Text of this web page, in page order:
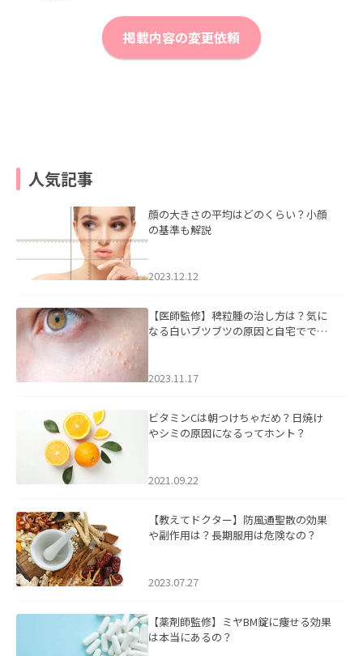
掲載内容の変更依頼
人気記事
顔の大きさの平均はどのくらい？小顔
の基準も解説
2023.12.12
【医師監修】稗粒腫の治し方は？気に
なる白いブツブツの原因と自宅ででき
2023.11.17
ビタミンCは朝つけちゃだめ？日焼け
やシミの原因になるってホント？
2021.09.22
【教えてドクター】防風通聖散の効果
や副作用は？長期服用は危険なの？
2023.07.27
【薬剤師監修】ミヤBM錠に痩せる効果
は本当にあるの？